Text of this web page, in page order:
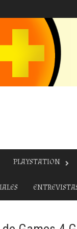
PLAYSTATION